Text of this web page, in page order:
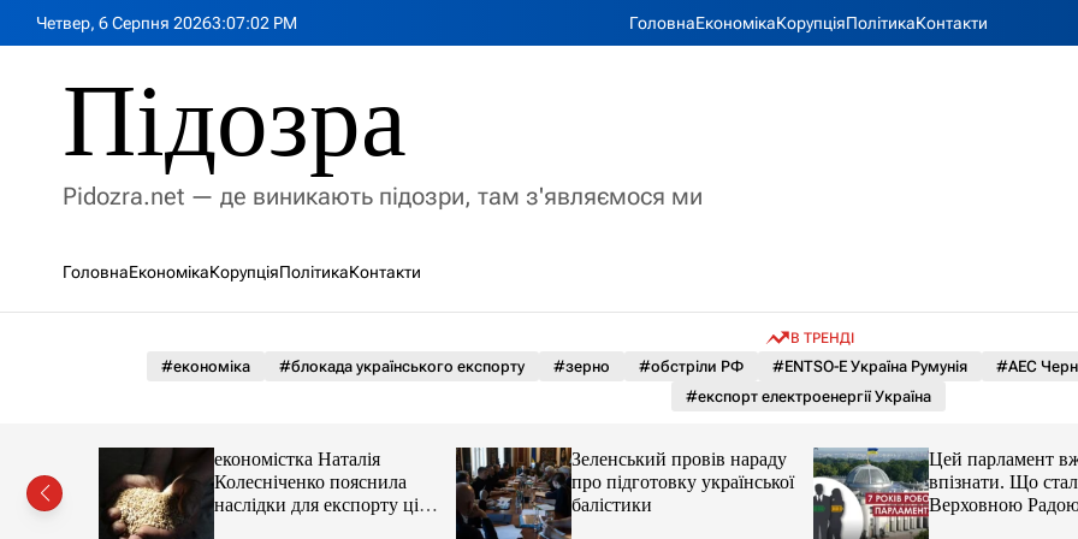
Четвер, 6 Серпня 20263:07:04 PM ГоловнаЕкономікаКорупціяПолітикаКонтакти
Підозра
Pidozra.net — де виникають підозри, там з'являємося ми
ГоловнаЕкономікаКорупціяПолітикаКонтакти
В ТРЕНДІ
#економіка #блокада українського експорту #зерно #обстріли РФ #ENTSO-E Україна Румунія #АЕС
#експорт електроенергії Україна
економістка Наталія
Колесніченко пояснила
наслідки для експорту цін і
Зеленський провів нараду
про підготовку української
балістики
Цей парламент
впізнати. Що
Верховною Радою
років без виборів